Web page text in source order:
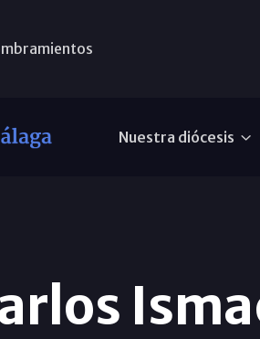
Nuestra diócesis